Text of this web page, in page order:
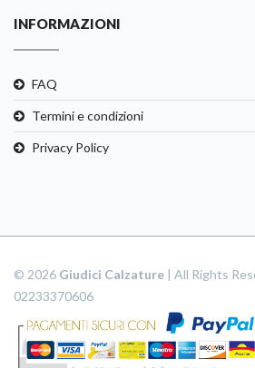
INFORMAZIONI
FAQ
Termini e condizioni
Privacy Policy
© 2026 Giudici Calzature | All Rights
02233370606